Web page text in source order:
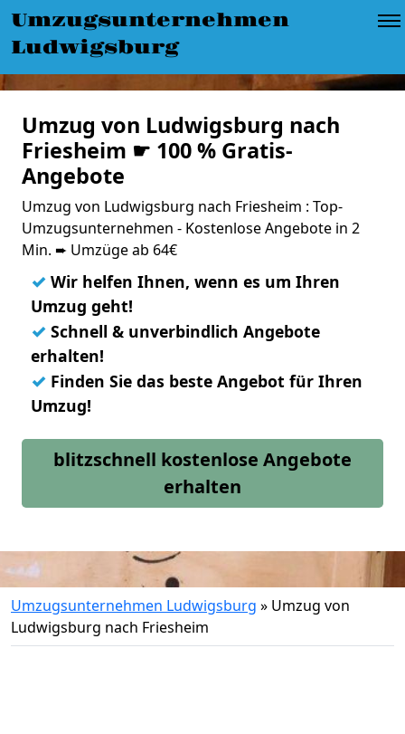
Umzugsunternehmen
Ludwigsburg
Umzug von Ludwigsburg nach
Friesheim ☛ 100 % Gratis-
Angebote
Umzug von Ludwigsburg nach Friesheim : Top-
Umzugsunternehmen - Kostenlose Angebote in 2
Min. ➨ Umzüge ab 64€
✓ Wir helfen Ihnen, wenn es um Ihren
Umzug geht!
✓ Schnell & unverbindlich Angebote
erhalten!
✓ Finden Sie das beste Angebot für Ihren
Umzug!
blitzschnell kostenlose Angebote
erhalten
Umzugsunternehmen Ludwigsburg » Umzug von
Ludwigsburg nach Friesheim